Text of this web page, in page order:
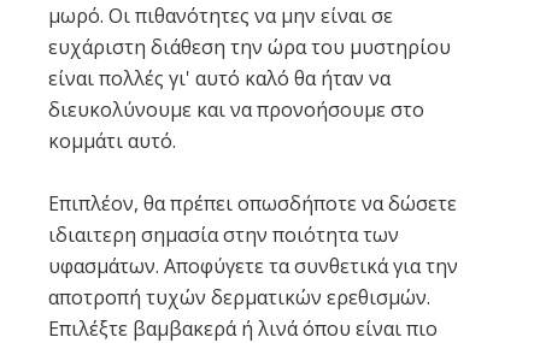
μωρό. Οι πιθανότητες να μην είναι σε
ευχάριστη διάθεση την ώρα του μυστηρίου
είναι πολλές γι' αυτό καλό θα ήταν να
διευκολύνουμε και να προνοήσουμε στο
κομμάτι αυτό.
Επιπλέον, θα πρέπει οπωσδήποτε να δώσετε
ιδιαιτερη σημασία στην ποιότητα των
υφασμάτων. Αποφύγετε τα συνθετικά για την
αποτροπή τυχών δερματικών ερεθισμών.
Επιλέξτε βαμβακερά ή λινά όπου είναι πιο